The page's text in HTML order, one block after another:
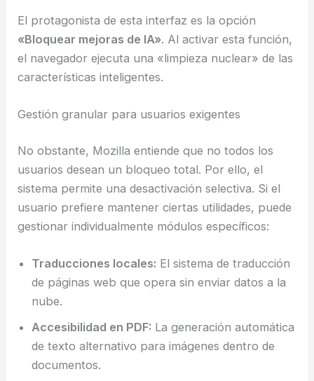
El protagonista de esta interfaz es la opción
«Bloquear mejoras de IA». Al activar esta función,
el navegador ejecuta una «limpieza nuclear» de las
características inteligentes.
Gestión granular para usuarios exigentes
No obstante, Mozilla entiende que no todos los
usuarios desean un bloqueo total. Por ello, el
sistema permite una desactivación selectiva. Si el
usuario prefiere mantener ciertas utilidades, puede
gestionar individualmente módulos específicos:
Traducciones locales: El sistema de traducción
de páginas web que opera sin enviar datos a la
nube.
Accesibilidad en PDF: La generación automática
de texto alternativo para imágenes dentro de
documentos.